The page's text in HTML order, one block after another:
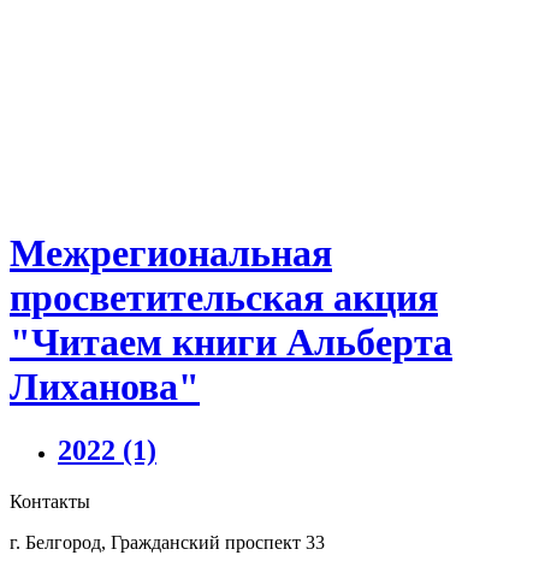
Межрегиональная
просветительская акция
"Читаем книги Альберта
Лиханова"
2022 (1)
Контакты
г. Белгород, Гражданский проспект 33